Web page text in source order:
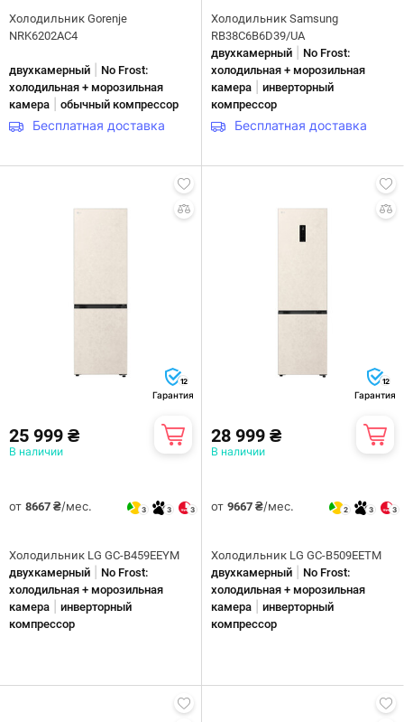
Холодильник Gorenje
NRK6202AC4
двухкамерный
No Frost:
холодильная + морозильная
камера
обычный компрессор
Бесплатная доставка
Холодильник Samsung
RB38C6B6D39/UA
двухкамерный
No Frost:
холодильная + морозильная
камера
инверторный
компрессор
Бесплатная доставка
12
Гарантия
25 999 ₴
В наличии
от 8667 ₴/мес. 3 3 3
Холодильник LG GC-B459EEYM
двухкамерный
No Frost:
холодильная + морозильная
камера
инверторный
компрессор
12
Гарантия
28 999 ₴
В наличии
от 9667 ₴/мес. 2 3 3
Холодильник LG GC-B509EETM
двухкамерный
No Frost:
холодильная + морозильная
камера
инверторный
компрессор